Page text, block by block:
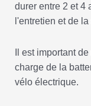
durer entre 2 et 4
l'entretien et de
Il est important
charge de la
vélo électrique.